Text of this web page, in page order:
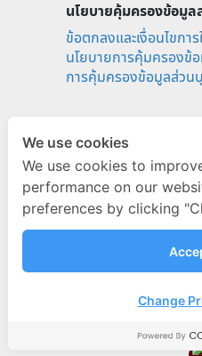
นโยบายคุ้มครองข้อมู
ข้อตกลงและเงื่อนไขกา
นโยบายการคุ้มครองข้
การคุ้มครองข้อมูลส่วน
ignitebyondemand
fb.com/
We use cookies
We use cookies to
performance on our
preferences by clicking
Change